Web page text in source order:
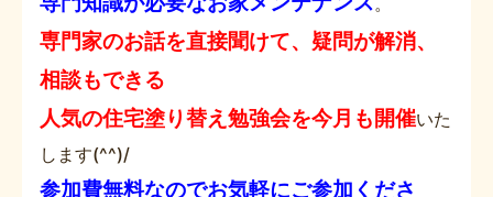
専門家のお話を直接聞けて、疑問が解消、
相談もできる
人気の住宅塗り替え勉強会を今月も開催いた
します(^^)/
参加費無料なのでお気軽にご参加くださ